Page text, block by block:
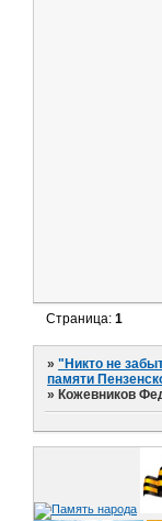
Страница:1
»"Никто не
памяти
» Кожевников